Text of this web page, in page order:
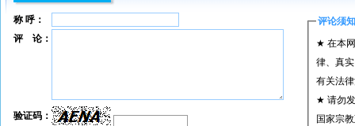
称 呼： 评论须知
★ 在本
律、真
有关法
★ 请勿
国家宗
评 论：
验证码：